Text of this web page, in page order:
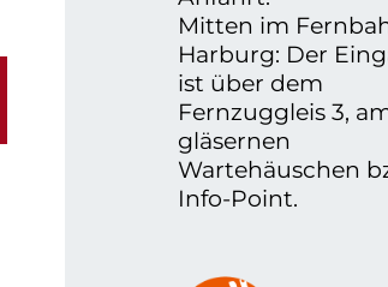
Mitten im
Harburg: Der
ist über dem
Fernzuggleis 3,
gläsernen
Wartehäuschen
Info-Point.